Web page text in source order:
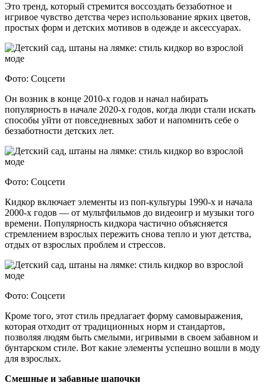
Это тренд, который стремится воссоздать беззаботное и
игривое чувство детства через использование ярких цветов,
простых форм и детских мотивов в одежде и аксессуарах.
Фото: Соцсети
Он возник в конце 2010-х годов и начал набирать
популярность в начале 2020-х годов, когда люди стали искать
способы уйти от повседневных забот и напомнить себе о
беззаботности детских лет.
Фото: Соцсети
Кидкор включает элементы из поп-культуры 1990-х и начала
2000-х годов — от мультфильмов до видеоигр и музыки того
времени. Популярность кидкора частично объясняется
стремлением взрослых пережить снова тепло и уют детства,
отдых от взрослых проблем и стрессов.
Фото: Соцсети
Кроме того, этот стиль предлагает форму самовыражения,
которая отходит от традиционных норм и стандартов,
позволяя людям быть смелыми, игривыми в своем забавном и
бунтарском стиле. Вот какие элементы успешно вошли в моду
для взрослых.
Смешные и забавные шапочки